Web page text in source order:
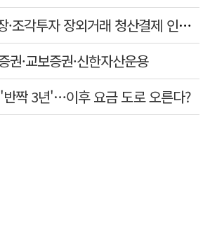
예탁결제원, 비상장·조각투자 장외거래 청산결제 인프라 구축 착수…연내 가동
권·교보증권·신한자산운용
짝 3년'…이후 요금 도로 오른다?